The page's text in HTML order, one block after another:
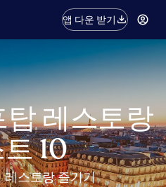
앱 다운 받기
레스토랑
10
레스토랑 즐기기